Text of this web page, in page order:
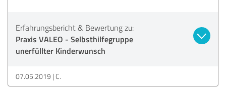
Erfahrungsbericht & Bewertung zu:
Praxis VALEO - Selbsthilfegruppe
unerfüllter Kinderwunsch
07.05.2019 C.